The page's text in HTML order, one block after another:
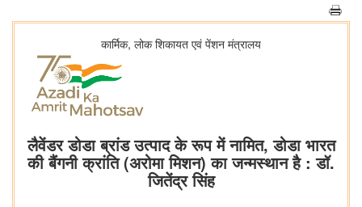
कार्मिक, लोक शिकायत एवं पेंशन मंत्रालय
लैवेंडर डोडा ब्रांड उत्पाद के रूप में नामित, डोडा भारत
की बैंगनी क्रांति (अरोमा मिशन) का जन्मस्थान है : डॉ.
जितेंद्र सिंह